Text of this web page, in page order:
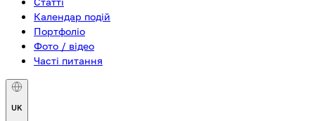
Календар подій
Портфоліо
Фото / відео
Часті питання
UK